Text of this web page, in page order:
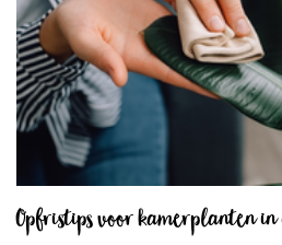
Opfristips voor kamerplanten in